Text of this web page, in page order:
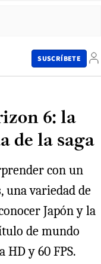
SUSCRÍBETE
6: la
de la saga
con un
una variedad de
Japón y la
de mundo
y 60 FPS.